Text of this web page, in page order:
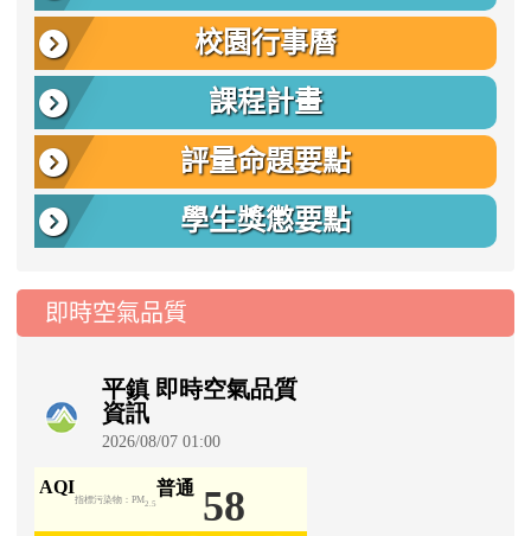
校園行事曆
課程計畫
評量命題要點
學生獎懲要點
即時空氣品質